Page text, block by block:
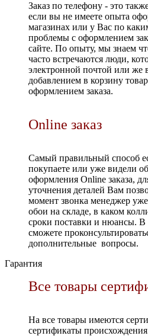
Заказ по телефону - это
если вы не имеете опыта
магазинах или у Вас по
проблемы с оформлением
сайте. По опыту, мы знаем
часто встречаются люди,
электронной почтой или же
добавлением в корзину
оформлением заказа.
Online заказ
Самый правильный способ
покупаете или уже видели
оформления Online заказа,
уточнения деталей Вам
момент звонка менеджер уже
обои на складе, в каком
сроки поставки и нюансы. В
сможете
дополнительные вопросы.
Гарантия
Все товары
На все товары имеются
сертификаты